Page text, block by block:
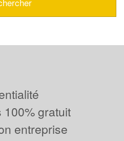
100% gratuit
entreprise